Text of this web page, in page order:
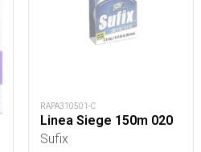
RAPA310501-C
Linea Siege 150m 020
Sufix